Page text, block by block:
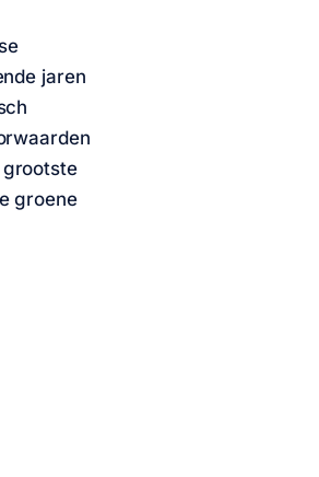
jaren
grootste
groene